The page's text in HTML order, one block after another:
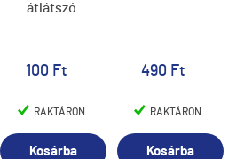
átlátszó
100 Ft
RAKTÁRON
Kosárba
490 Ft
RAKTÁRON
Kosárba